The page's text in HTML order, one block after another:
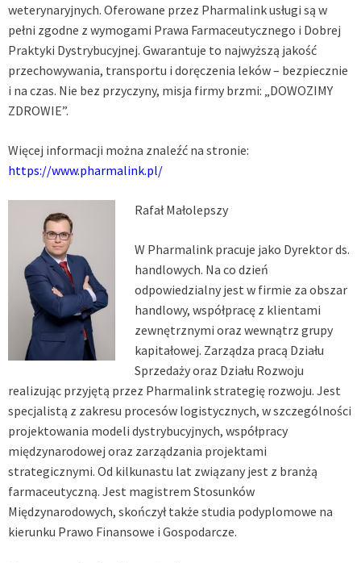
weterynaryjnych. Oferowane przez Pharmalink usługi są w
pełni zgodne z wymogami Prawa Farmaceutycznego i Dobrej
Praktyki Dystrybucyjnej. Gwarantuje to najwyższą jakość
przechowywania, transportu i doręczenia leków – bezpiecznie
i na czas. Nie bez przyczyny, misja firmy brzmi: „DOWOZIMY
ZDROWIE”.
Więcej informacji można znaleźć na stronie:
https://www.pharmalink.pl/
Rafał Małolepszy
W Pharmalink pracuje jako Dyrektor ds.
handlowych. Na co dzień
odpowiedzialny jest w firmie za obszar
handlowy, współpracę z klientami
zewnętrznymi oraz wewnątrz grupy
kapitałowej. Zarządza pracą Działu
Sprzedaży oraz Działu Rozwoju
realizując przyjętą przez Pharmalink strategię rozwoju. Jest
specjalistą z zakresu procesów logistycznych, w szczególności
projektowania modeli dystrybucyjnych, współpracy
międzynarodowej oraz zarządzania projektami
strategicznymi. Od kilkunastu lat związany jest z branżą
farmaceutyczną. Jest magistrem Stosunków
Międzynarodowych, skończył także studia podyplomowe na
kierunku Prawo Finansowe i Gospodarcze.